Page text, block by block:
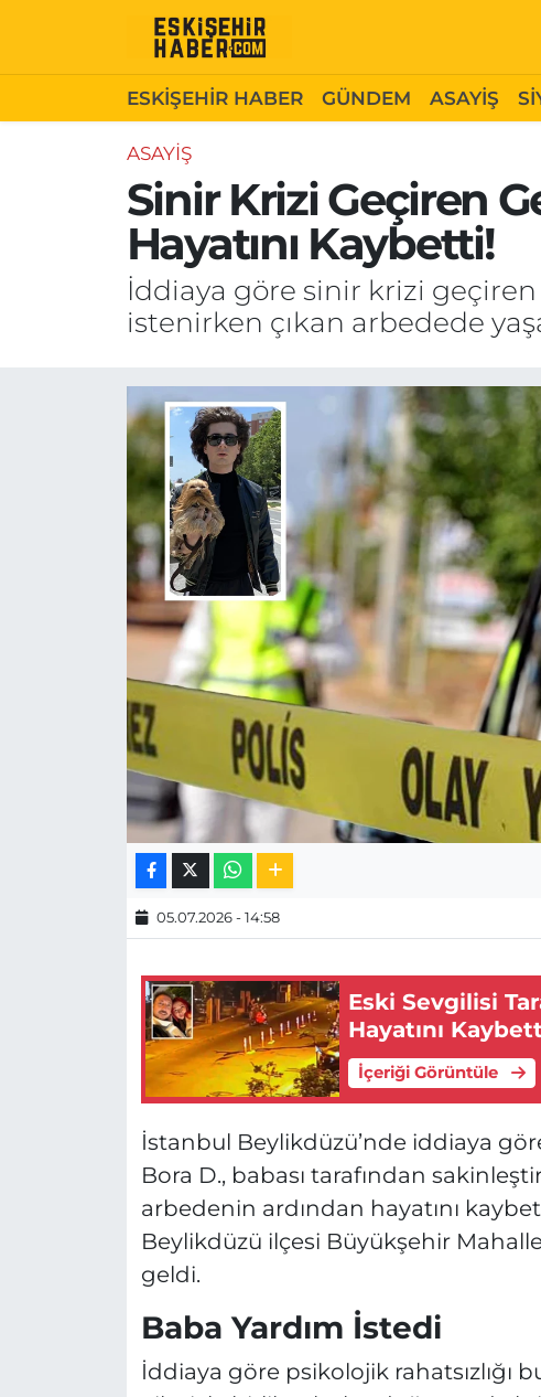
ESKİŞEHİR HABER GÜNDEM ASAYİŞ
ASAYİŞ
Sinir Krizi Geçiren
Hayatını Kaybetti!
İddiaya göre sinir krizi
istenirken çıkan arbedede
05.07.2026 - 14:58
Eski Sevgilisi
Hayatını
İçeriği Görüntüle
İstanbul Beylikdüzü’nde iddiaya
Bora D., babası tarafından
arbedenin ardından hayatını
Beylikdüzü ilçesi Büyükşehir
geldi.
Baba Yardım İstedi
İddiaya göre psikolojik rahatsızlığı
ESKİŞEHİR HABER
ASAYİŞ
SİYASET
EKONOMİ
EĞİTİM
MAGAZİN
ESKİŞEHİRSPOR
Gizlilik Politikası
Hakkımızda
İletişim
Odunpazarı Hava Durumu
Odunpazarı Trafik Yoğunluk Haritası
Süper Lig Puan Durumu ve Fikstür
Tüm Manşetler
Son Dakika Haberleri